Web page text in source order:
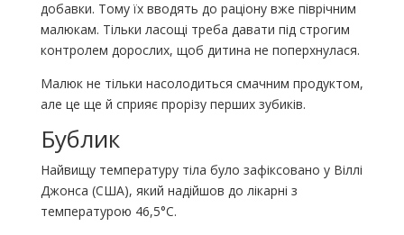
добавки. Тому їх вводять до раціону вже піврічним
малюкам. Тільки ласощі треба давати під строгим
контролем дорослих, щоб дитина не поперхнулася.
Малюк не тільки насолодиться смачним продуктом,
але це ще й сприяє прорізу перших зубиків.
Бублик
Найвищу температуру тіла було зафіксовано у Віллі
Джонса (США), який надійшов до лікарні з
температурою 46,5°C.